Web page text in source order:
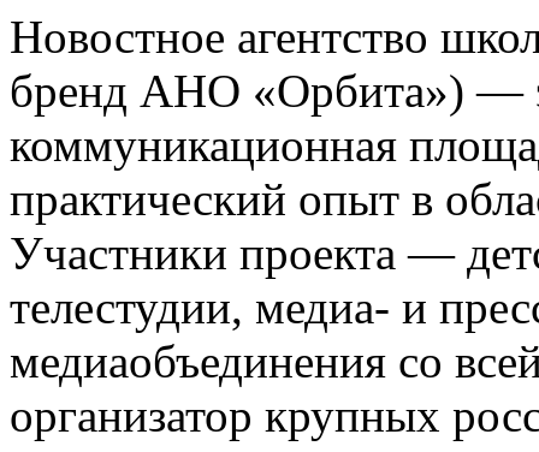
Новостное агентство
бренд АНО «Орбита») —
коммуникационная
практический опыт в
Участники проекта —
телестудии, медиа- и
медиаобъединения со
организатор крупных